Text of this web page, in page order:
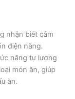
nhận biết cảm
điện năng.
năng tự lượng
món ăn, giúp
ăn.